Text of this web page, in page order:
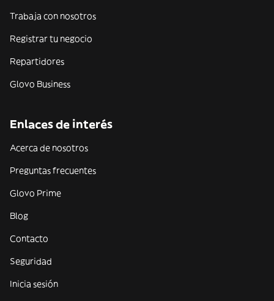
Trabaja con nosotros
Registrar tu negocio
Repartidores
Glovo Business
Enlaces de interés
Acerca de nosotros
Preguntas frecuentes
Glovo Prime
Blog
Contacto
Seguridad
Inicia sesión